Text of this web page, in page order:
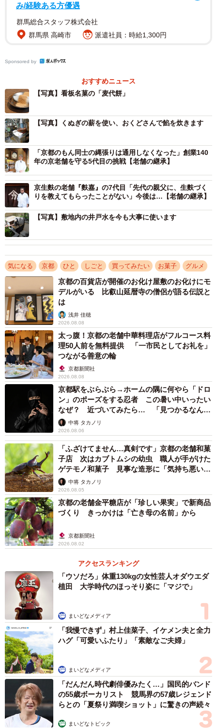
おくどさんで餡を炊きます
お店の裏にある作業場「餡場（あんば）」には、大きな
るのに一番適しているという「くぬぎ」が使われます。火
が鎮火したり急に激しく燃え始めたりすることもあるた
め、薪を入れると目が離せず、炊いているときにほかの作
業はできません。粒あんは4時間、こしあんは6時間から7時
間かけて作ります。また1回に仕込める量も豆で24キログラ
ムと、多くの量は炊けません。それでも、中村さんはおく
どさんで餡を炊くという選択をしました。
弟の隆兵さん（左）は中村軒の南で、十割蕎麦を出す「隆兵そば」を営
んでいます
中村軒の敷地内には、和菓子にも蕎麦にも重要なおいしい井戸水があり
ます
子どもの頃の中村さんは、いつでも食べられる中村軒の
お菓子に特別な愛着はなく、手伝いもほとんどして来なか
ったと話します。祖父や両親も、継いで欲しいというよう
なことは言いませんでした。弟と2人兄弟で、飲食関係に進
むというぼんやりした思いしかなかったそうです。弟さん
は現在、中村軒のすぐ近くで蕎麦店「隆兵そば」を営んで
います。
大学1年で経験した「イカ焼き」販売が転機に
転機となったのは、大学1年のときにスキー部で経験した
「イカ焼き」です。1年生が文化祭でイカ焼きを売って部費
の足しにする決まりだったため、仕入れから販売、売上ま
でトータルで体験しました。
「そのときに、なんかようわからん興奮があったんです
み/経験ある方優遇
群馬総合スタッフ株式会社
群馬県 高崎市
派遣社員：時給1,300円
Sponsored by
おすすめニュース
【写真】看板名菓の「麦代餅」
【写真】くぬぎの薪を使い、おくどさんで餡を炊きます
「京都のもん同士の縄張りは通用しなくなった」創業140
年の京老舗を守る5代目の挑戦【老舗の継承】
京生麩の老舗『麩嘉』の7代目「先代の親父に、生麩づく
りを教えてもらったことがない」今後は…【老舗の継承】
【写真】敷地内の井戸水を今も大事に使います
気になる 京都 ひと しごと 買ってみたい お菓子 グルメ
京都の百貨店が開催のお化け屋敷のお化けにモ
デルがいる 比叡山延暦寺の僧侶が語る伝説と
は
浅井 佳穂
2026.08.08
太っ腹！京都の老舗中華料理店がフルコース料
理50人前を無料提供 「一市民としてお礼を」
つながる善意の輪
京都新聞社
2026.08.08
京都駅をぶらぶら→ホームの隅に何やら「ドロ
ン」のポーズをする忍者 この暑い中いったい
なぜ？ 近づいてみたら… 「見つかるなんて
未熟」中将 タカノリ
2026.08.06
「ふざけてません…真剣です」京都の老舗和菓
子店 次はカブトムシの幼虫 職人が手がけた
ゲテモノ和菓子 見事な造形に「気持ち悪いく
らいリアル」
中将 タカノリ
2026.08.05
京都の老舗金平糖店が「珍しい果実」で新商品
づくり きっかけは「亡き母の名前」から
京都新聞社
2026.08.02
アクセスランキング
「ウソだろ」体重130kgの女性芸人オダウエダ
植田 大学時代のほっそり姿に「マジで」
まいどなメディア
「我慢できず」村上佳菜子、イケメン夫と全力
ハグ「可愛いふたり」「素敵なご夫婦」
まいどなメディア
「だんだん時代劇俳優みたく…」国民的バンド
の55歳ボーカリスト 競馬界の57歳レジェンド
らとの「夏祭り満喫ショット」に驚きの声続々
まいどなトピック